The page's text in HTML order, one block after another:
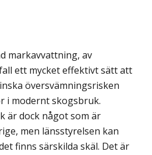
markavvattning, av
ett mycket effektivt sätt att
översvämningsrisken
i modernt skogsbruk.
är dock något som är
men länsstyrelsen kan
finns särskilda skäl. Det är